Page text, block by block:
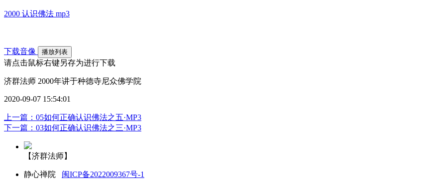
2000 认识佛法 mp3
下载音像 播放列表
请点击鼠标右键另存为进行下载
济群法师 2000年讲于种德寺尼众佛学院
2020-09-07 15:54:01
上一篇：05如何正确认识佛法之五·MP3
下一篇：03如何正确认识佛法之三·MP3
【济群法师】
静心禅院 闽ICP备2022009367号-1